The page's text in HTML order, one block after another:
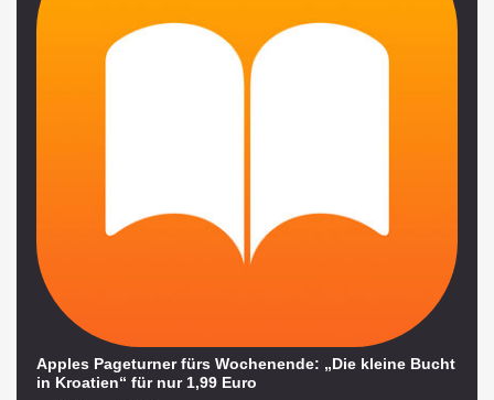
Apples Pageturner fürs Wochenende: „Die kleine Bucht
in Kroatien“ für nur 1,99 Euro